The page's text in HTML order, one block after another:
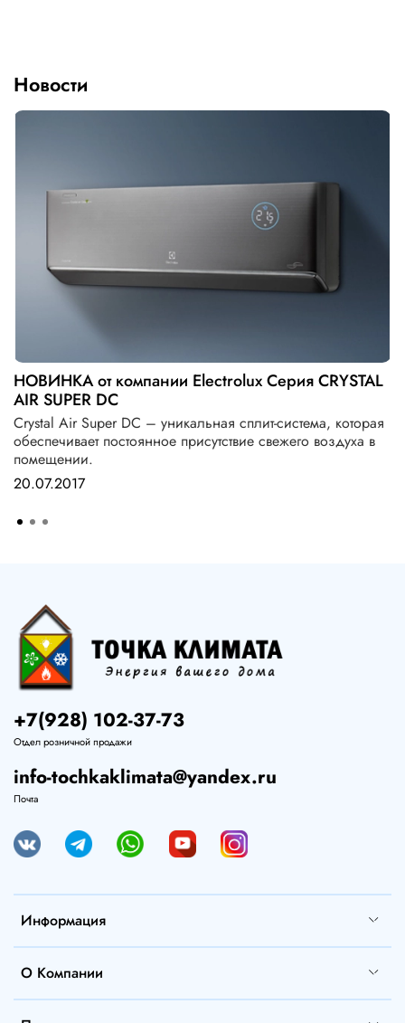
Новости
НОВИНКА от компании Electrolux Серия CRYSTAL
AIR SUPER DC
Crystal Air Super DC – уникальная сплит-система, которая
обеспечивает постоянное присутствие свежего воздуха в
помещении.
20.07.2017
Информация
О Компании
+7(928) 102-37-73
Отдел розничной продажи
info-tochkaklimata@yandex.ru
Почта